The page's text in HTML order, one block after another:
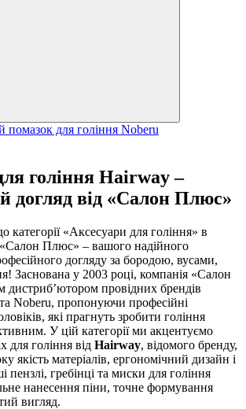
помазок для гоління Noberu
гоління Hairway –
догляд від «Салон Плюс»
категорії «Аксесуари для гоління» в
«Салон Плюс» – вашого надійного
догляду за бородою, вусами,
Заснована у 2003 році, компанія «Салон
провідних брендів
Noberu, пропонуючи професійні
які прагнуть зробити гоління
У цій категорії ми акцентуємо
для гоління від Hairway, відомого бренду,
якість матеріалів, ергономічний дизайн і
пензлі, гребінці та миски для гоління
нанесення піни, точне формування
вигляд.